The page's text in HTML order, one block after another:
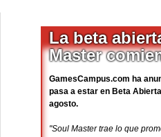
La beta
Master
GamesCampus.com ha
pasa a estar en Beta
agosto.
"Soul Master trae lo que